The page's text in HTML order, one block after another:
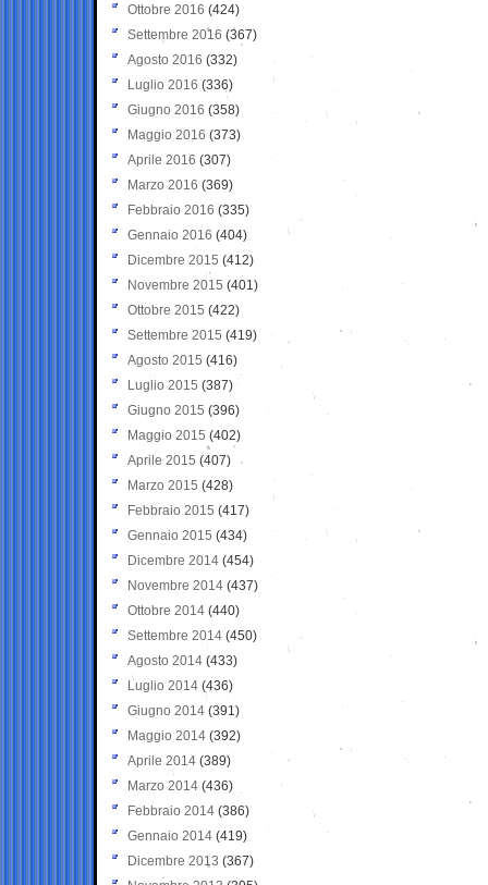
Ottobre 2016 (424)
Settembre 2016 (367)
Agosto 2016 (332)
Luglio 2016 (336)
Giugno 2016 (358)
Maggio 2016 (373)
Aprile 2016 (307)
Marzo 2016 (369)
Febbraio 2016 (335)
Gennaio 2016 (404)
Dicembre 2015 (412)
Novembre 2015 (401)
Ottobre 2015 (422)
Settembre 2015 (419)
Agosto 2015 (416)
Luglio 2015 (387)
Giugno 2015 (396)
Maggio 2015 (402)
Aprile 2015 (407)
Marzo 2015 (428)
Febbraio 2015 (417)
Gennaio 2015 (434)
Dicembre 2014 (454)
Novembre 2014 (437)
Ottobre 2014 (440)
Settembre 2014 (450)
Agosto 2014 (433)
Luglio 2014 (436)
Giugno 2014 (391)
Maggio 2014 (392)
Aprile 2014 (389)
Marzo 2014 (436)
Febbraio 2014 (386)
Gennaio 2014 (419)
Dicembre 2013 (367)